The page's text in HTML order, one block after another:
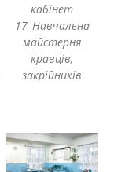
кабінет
17_Навчальна
майстерня
кравців,
закрійників